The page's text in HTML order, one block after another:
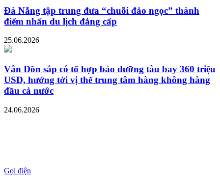
Đà Nẵng tập trung đưa “chuỗi đảo ngọc” thành
điểm nhấn du lịch đẳng cấp
25.06.2026
Vân Đồn sắp có tổ hợp bảo dưỡng tàu bay 360 triệu
USD, hướng tới vị thế trung tâm hàng không hàng
đầu cả nước
24.06.2026
Gọi điện